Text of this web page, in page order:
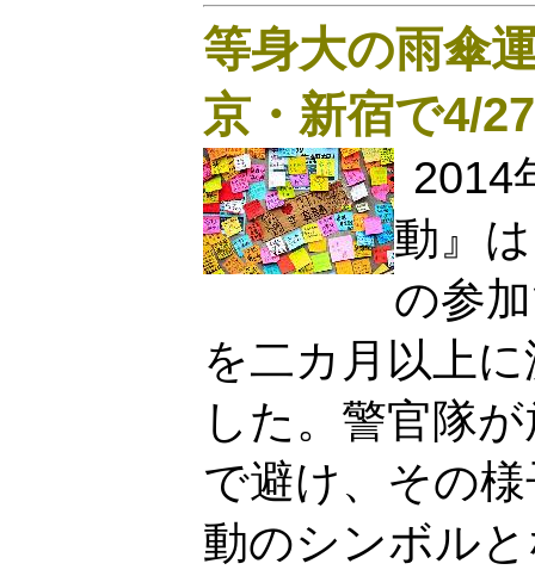
等身大の雨傘
京・新宿で4/
2014
動』
の参
を二カ月以上
した。警官隊
で避け、その
動のシンボル